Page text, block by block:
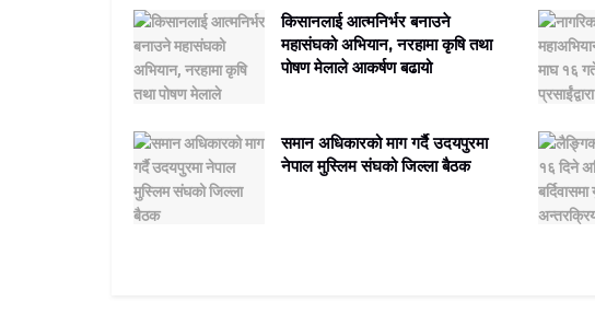
किसानलाई आत्मनिर्भर बनाउने
महासंघको अभियान, नरहामा कृषि तथा
पोषण मेलाले आकर्षण बढायो
समान अधिकारको माग गर्दै उदयपुरमा
नेपाल मुस्लिम संघको जिल्ला बैठक